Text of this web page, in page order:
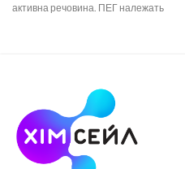
активна речовина. ПЕГ належать